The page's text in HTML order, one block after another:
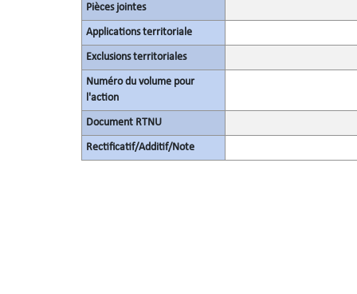
Pièces jointes
Applications territoriale
Exclusions territoriales
Numéro du volume pour
l'action
Document RTNU
Rectificatif/Additif/Note